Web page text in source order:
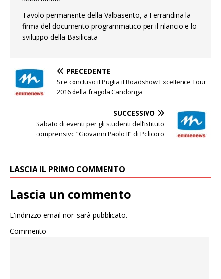
Tavolo permanente della Valbasento, a Ferrandina la
firma del documento programmatico per il rilancio e lo
sviluppo della Basilicata
PRECEDENTE
Si è concluso il Puglia il Roadshow Excellence Tour
2016 della fragola Candonga
SUCCESSIVO
Sabato di eventi per gli studenti dell’istituto
comprensivo “Giovanni Paolo II” di Policoro
LASCIA IL PRIMO COMMENTO
Lascia un commento
L'indirizzo email non sarà pubblicato.
Commento